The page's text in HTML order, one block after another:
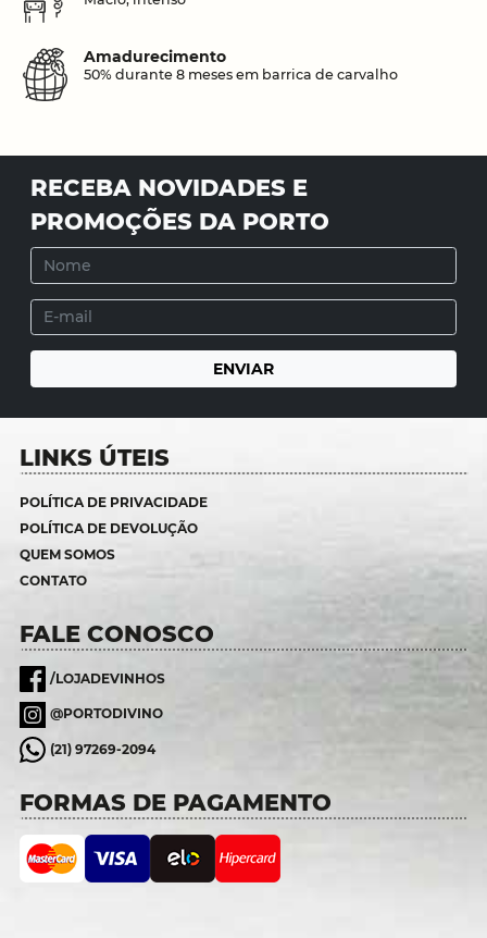
Amadurecimento
50% durante 8 meses em barrica de carvalho
RECEBA NOVIDADES E
PROMOÇÕES DA PORTO
LINKS ÚTEIS
POLÍTICA DE PRIVACIDADE
POLÍTICA DE DEVOLUÇÃO
QUEM SOMOS
CONTATO
FALE CONOSCO
/LOJADEVINHOS
@PORTODIVINO
(21) 97269-2094
FORMAS DE PAGAMENTO